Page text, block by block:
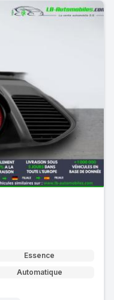
Essence
Automatique